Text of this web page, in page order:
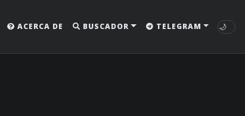
ACERCA DE BUSCADOR TELEGRAM 🌙